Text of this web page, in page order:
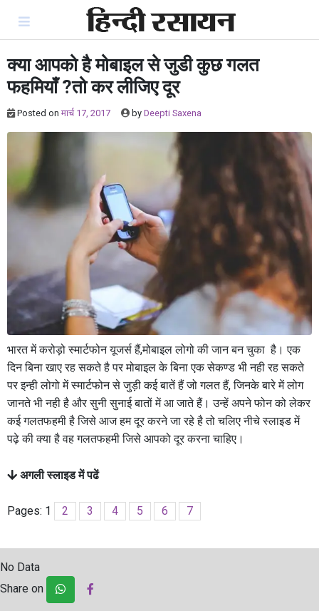
content
क्या आपको है मोबाइल से जुडी कुछ गलत
फहमियाँ ?तो कर लीजिए दूर
Posted on मार्च 17, 2017 by Deepti Saxena
भारत में करोड़ो स्मार्टफोन यूजर्स हैं,मोबाइल लोगो की जान बन चुका है। एक
दिन बिना खाए रह सकते है पर मोबाइल के बिना एक सेकण्ड भी नही रह सकते
पर इन्ही लोगो में स्मार्टफोन से जुड़ी कई बातें हैं जो गलत हैं, जिनके बारे में लोग
जानते भी नही है और सुनी सुनाई बातों में आ जाते हैं। उन्हें अपने फोन को लेकर
कई गलतफहमी है जिसे आज हम दूर करने जा रहे है तो चलिए नीचे स्लाइड में
पढ़े की क्या है वह गलतफहमी जिसे आपको दूर करना चाहिए।
अगली स्लाइड में पढें
Pages: 1 2 3 4 5 6 7
No Data
Share on